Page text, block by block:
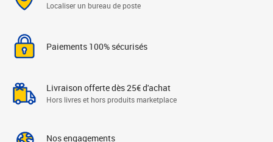
Localiser un bureau de poste
Paiements 100% sécurisés
Livraison offerte dès 25€ d'achat
Hors livres et hors produits marketplace
Nos engagements